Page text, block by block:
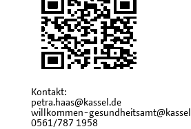
Kontakt:
petra.haas@kassel.de
willkommen-
0561/787 1958